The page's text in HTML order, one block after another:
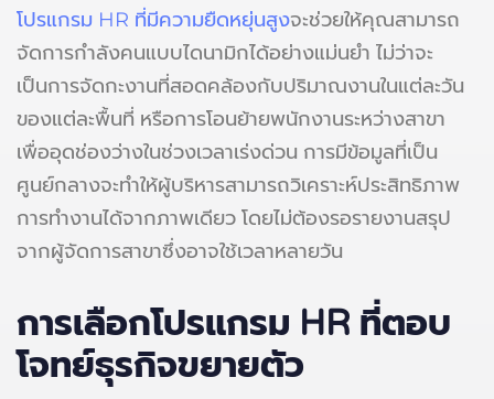
โปรแกรม HR ที่มีความยืดหยุ่นสูงจะช่วยให้คุณสามารถ
จัดการกำลังคนแบบไดนามิกได้อย่างแม่นยำ ไม่ว่าจะ
เป็นการจัดกะงานที่สอดคล้องกับปริมาณงานในแต่ละวัน
ของแต่ละพื้นที่ หรือการโอนย้ายพนักงานระหว่างสาขา
เพื่ออุดช่องว่างในช่วงเวลาเร่งด่วน การมีข้อมูลที่เป็น
ศูนย์กลางจะทำให้ผู้บริหารสามารถวิเคราะห์ประสิทธิภาพ
การทำงานได้จากภาพเดียว โดยไม่ต้องรอรายงานสรุป
จากผู้จัดการสาขาซึ่งอาจใช้เวลาหลายวัน
การเลือกโปรแกรม HR ที่ตอบ
โจทย์ธุรกิจขยายตัว